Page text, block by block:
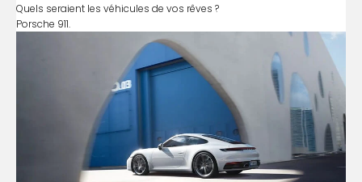
Quels seraient les véhicules de vos rêves ?
Porsche 911.